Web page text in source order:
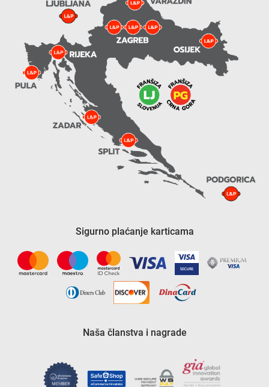
Sigurno plaćanje karticama
Naša članstva i nagrade